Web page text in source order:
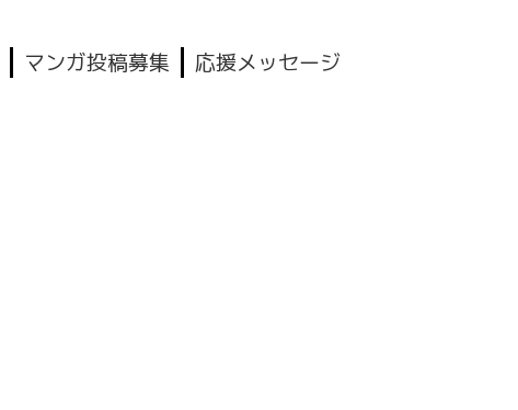
マンガ投稿募集 応援メッセージ